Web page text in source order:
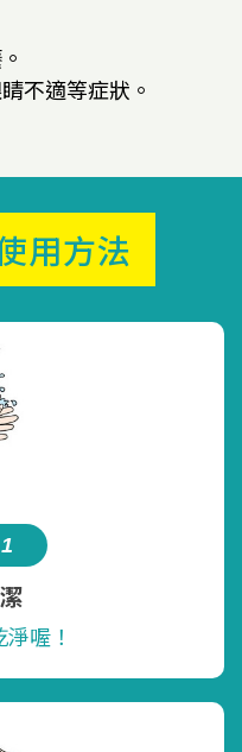
不適等症狀。
用方法
喔！